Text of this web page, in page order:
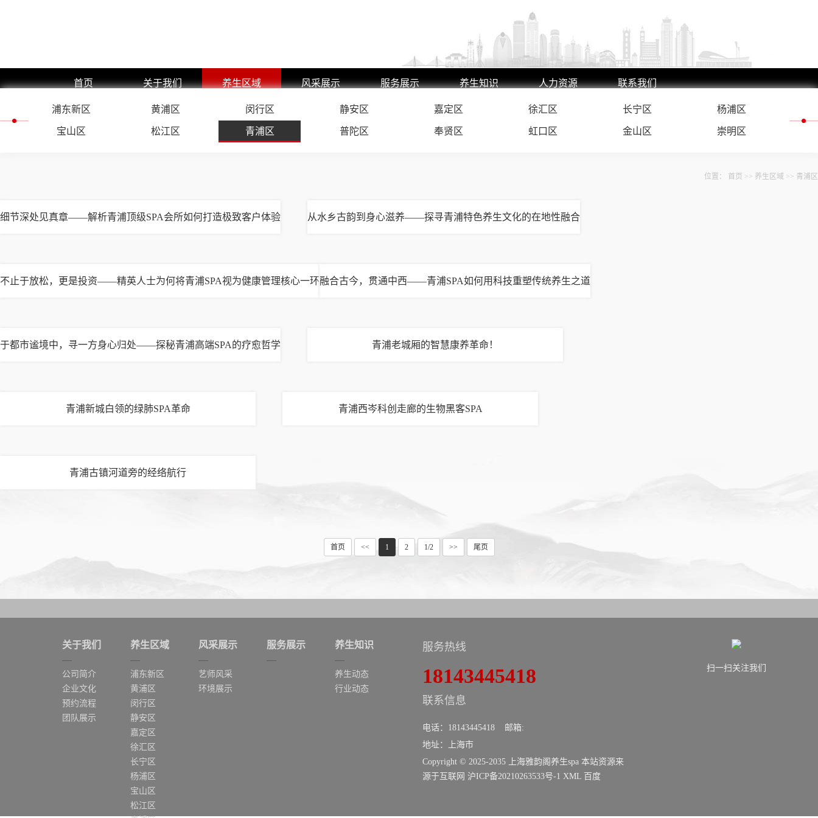
首页 关于我们
公司简介
企业文化
养生区域
浦东新区
黄浦区
徐汇区
宝山区
普陀区
风采展示 服务展示 养生知识
养生动态
行业动态
人力资源
人才理念
人才招聘
联系我们
联系方式
在线留言
浦东新区 黄浦区 闵行区 静安区 嘉定区 徐汇区 长宁区 杨浦区
宝山区 松江区 青浦区 普陀区 奉贤区 虹口区 金山区 崇明区
位置： 首页 >> 养生区域 >> 青浦区
细节深处见真章——解析青浦顶级SPA会所如何打造极致客户体验 从水乡古韵到身心滋养——探寻青浦特色养生文化的在地性融合
不止于放松，更是投资——精英人士为何将青浦SPA视为健康管理核心一环融合古今，贯通中西——青浦SPA如何用科技重塑传统养生之道
于都市谧境中，寻一方身心归处——探秘青浦高端SPA的疗愈哲学 青浦老城厢的智慧康养革命！
青浦新城白领的绿肺SPA革命 青浦西岑科创走廊的生物黑客SPA
青浦古镇河道旁的经络航行
首页 << 1 2 1/2 >> 尾页
关于我们
公司简介
企业文化
预约流程
团队展示
养生区域
浦东新区
黄浦区
闵行区
静安区
嘉定区
徐汇区
长宁区
杨浦区
宝山区
松江区
风采展示
艺师风采
环境展示
服务展示 养生知识
养生动态
行业动态
服务热线
18143445418
联系信息
电话：18143445418 邮箱:
地址：上海市
Copyright © 2025-2035 上海雅韵阁养生spa 本站资源来
源于互联网 沪ICP备20210263533号-1 XML 百度
扫一扫关注我们